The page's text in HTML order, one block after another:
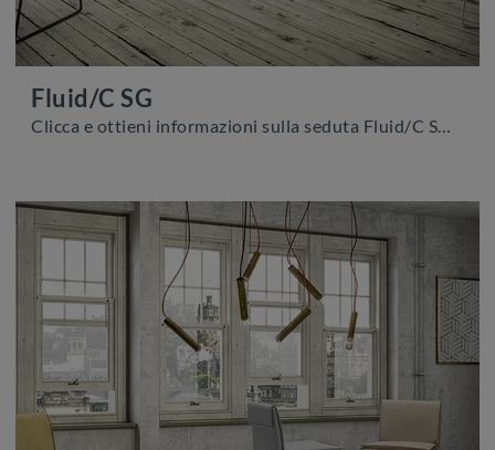
Fluid/C SG
Clicca e ottieni informazioni sulla seduta Fluid/C SG di Zamagna in tessuto: le più originali Sedie sgabelli moderne ti attendono.